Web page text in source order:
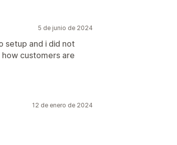
5 de junio de 2024
setup and i did not
customers are
12 de enero de 2024